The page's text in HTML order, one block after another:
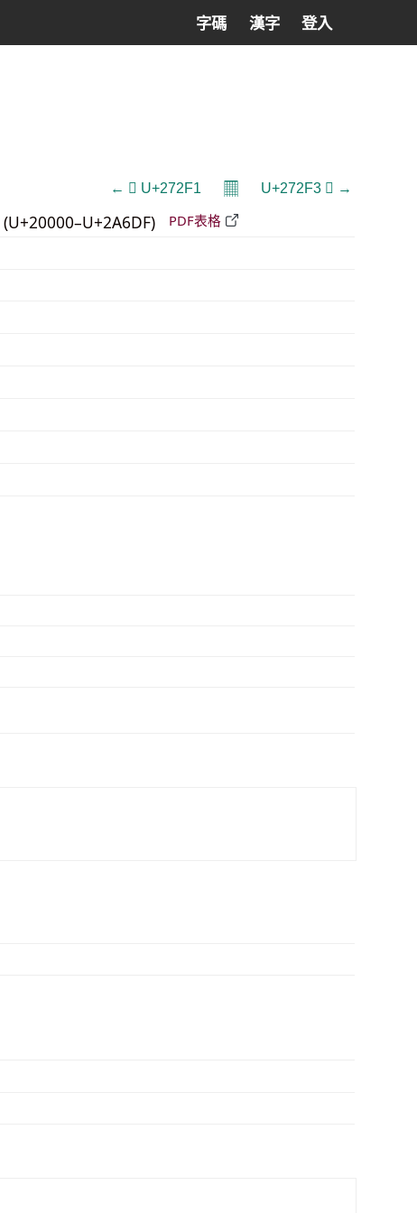
字碼 漢字 登入
← 𧋱 U+272F1 𝄜 U+272F3 𧋳 →
(U+20000–U+2A6DF) PDF表格